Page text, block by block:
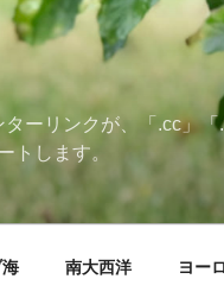
ーリンクが、「.cc」
トします。
南大西洋 ヨー